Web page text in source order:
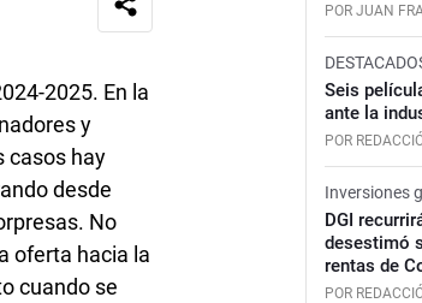
2025. En la
y
casos hay
desde
No
oferta hacia la
cuando se
POR JUAN
Seis
ante la
POR
Inversiones
DGI
desestimó
rentas de
POR